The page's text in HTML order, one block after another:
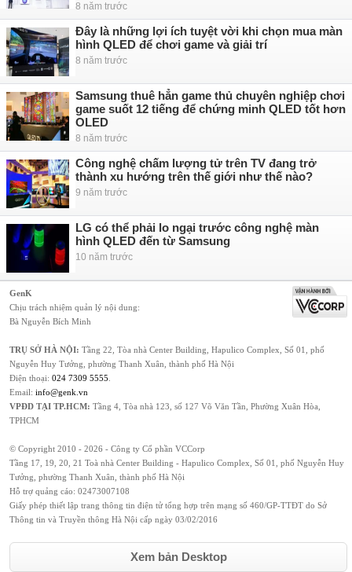
8 năm trước
Đây là những lợi ích tuyệt vời khi chọn mua màn
hình QLED để chơi game và giải trí
8 năm trước
Samsung thuê hẳn game thủ chuyên nghiệp chơi
game suốt 12 tiếng để chứng minh QLED tốt hơn
OLED
8 năm trước
Công nghệ chấm lượng tử trên TV đang trở
thành xu hướng trên thế giới như thế nào?
9 năm trước
LG có thể phải lo ngại trước công nghệ màn
hình QLED đến từ Samsung
10 năm trước
GenK
Chịu trách nhiệm quản lý nội dung:
Bà Nguyễn Bích Minh
TRỤ SỞ HÀ NỘI: Tầng 22, Tòa nhà Center Building, Hapulico Complex, Số 01, phố
Nguyễn Huy Tưởng, phường Thanh Xuân, thành phố Hà Nội
Điện thoại: 024 7309 5555
Email: info@genk.vn
VPĐD TẠI TP.HCM: Tầng 4, Tòa nhà 123, số 127 Võ Văn Tần, Phường Xuân Hòa,
TPHCM
© Copyright 2010 - 2026 - Công ty Cổ phần VCCorp
Tầng 17, 19, 20, 21 Toà nhà Center Building - Hapulico Complex, Số 01, phố Nguyễn Huy
Tưởng, phường Thanh Xuân, thành phố Hà Nội
Hỗ trợ quảng cáo: 02473007108
Giấy phép thiết lập trang thông tin điện tử tổng hợp trên mạng số 460/GP-TTĐT do Sở
Thông tin và Truyền thông Hà Nội cấp ngày 03/02/2016
Xem bản Desktop